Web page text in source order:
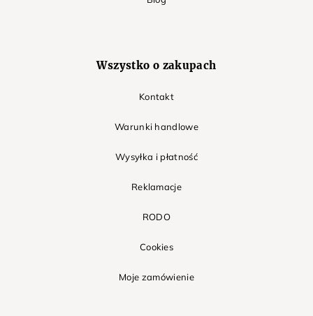
Wszystko o zakupach
Kontakt
Warunki handlowe
Wysyłka i płatność
Reklamacje
RODO
Cookies
Moje zamówienie